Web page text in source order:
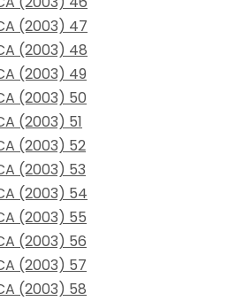
(2003) 47
(2003) 48
(2003) 49
(2003) 50
(2003) 51
(2003) 52
(2003) 53
(2003) 54
(2003) 55
(2003) 56
(2003) 57
(2003) 58